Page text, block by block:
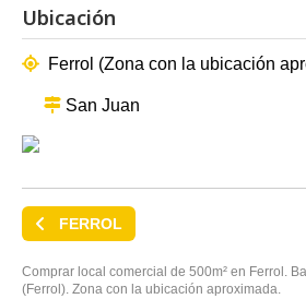
Ubicación
Ferrol (Zona con la ubicación
San Juan
FERROL
Comprar local comercial de 500m² en Ferrol.
(Ferrol). Zona con la ubicación aproximada.